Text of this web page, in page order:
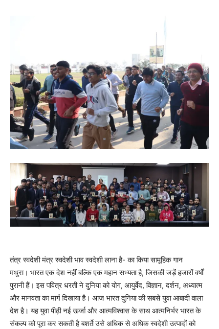
तंत्र स्वदेशी मंत्र स्वदेशी भाव स्वदेशी लाना है- का किया सामूहिक गान
मथुरा। भारत एक देश नहीं बल्कि एक महान सभ्यता है, जिसकी जड़ें हजारों वर्षों
पुरानी हैं। इस पवित्र धरती ने दुनिया को योग, आयुर्वेद, विज्ञान, दर्शन, अध्यात्म
और मानवता का मार्ग दिखाया है। आज भारत दुनिया की सबसे युवा आबादी वाला
देश है। यह युवा पीढ़ी नई ऊर्जा और आत्मविश्वास के साथ आत्मनिर्भर भारत के
संकल्प को पूरा कर सकती है बशर्ते उसे अधिक से अधिक स्वदेशी उत्पादों को